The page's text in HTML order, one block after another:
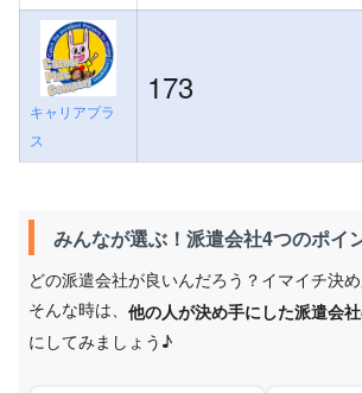
キャリアプラ
ス
173
みんなが選ぶ！派遣会社4つのポイ
どの派遣会社が良いんだろう？イマイチ決
そんな時は、 他の人が決め手にした派遣会
にしてみましょう♪